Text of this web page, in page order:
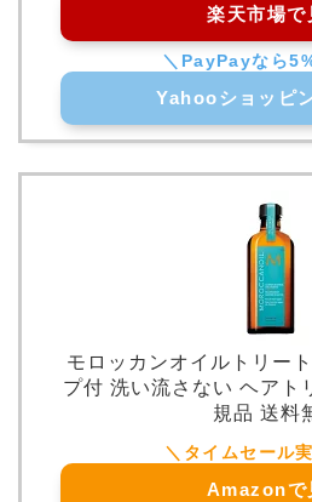
楽天市場で
Yahooショッピ
モロッカンオイルトリー
プ付 洗い流さない ヘアト
規品 送料
Amazonで